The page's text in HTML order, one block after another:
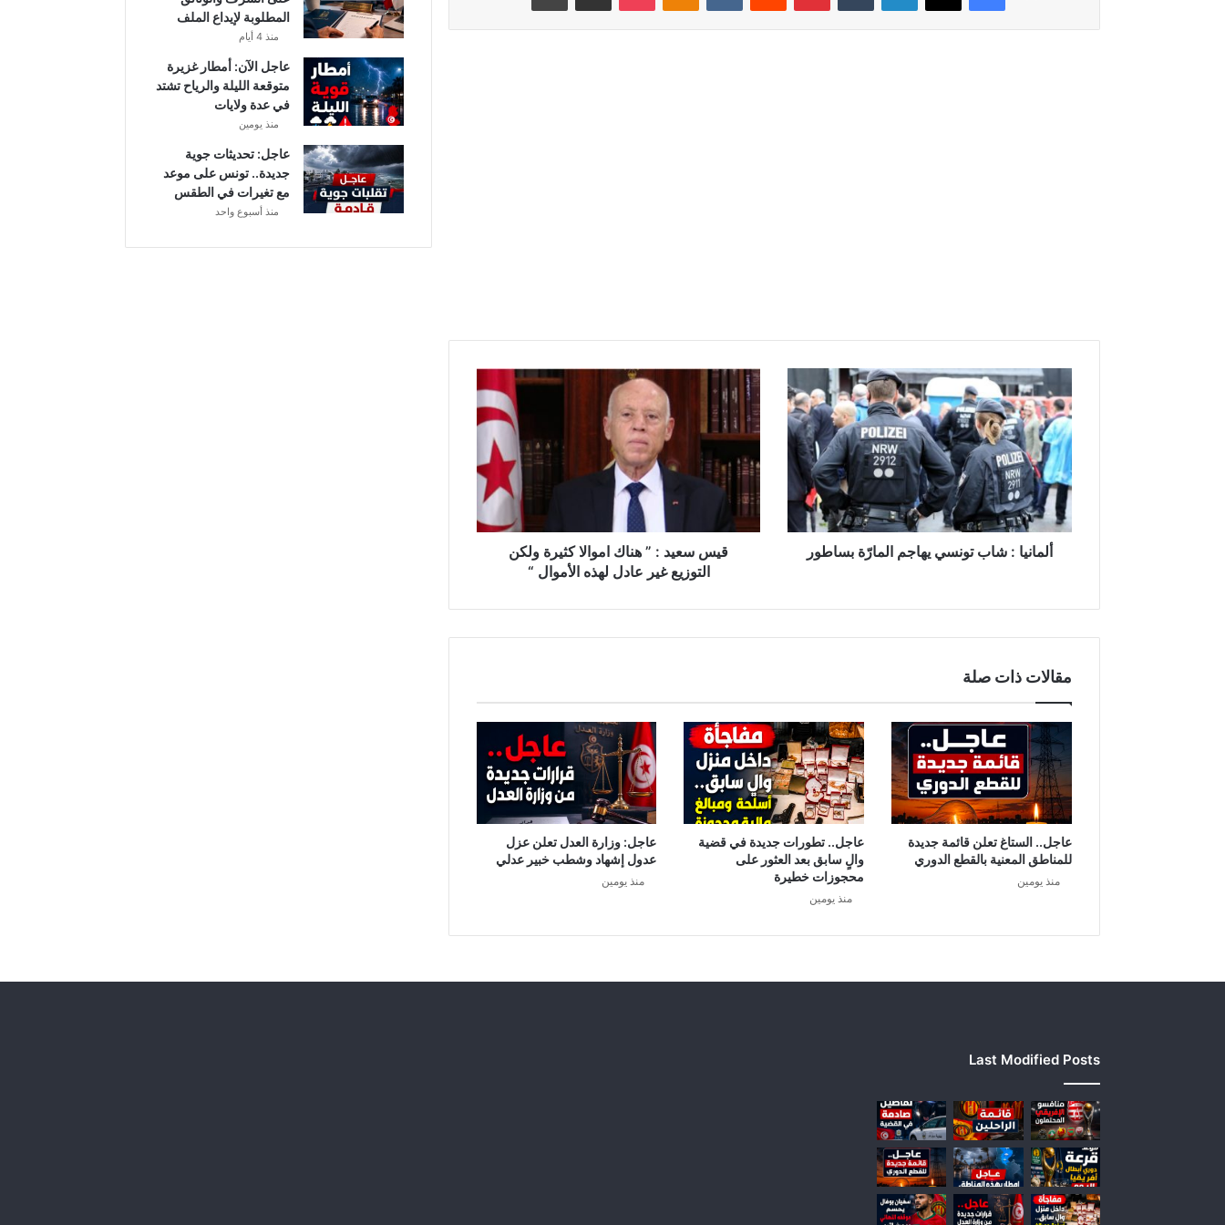
ألمانيا
:
شاب
تونسي
يهاجم
المارّة
بساطور
ألمانيا : شاب تونسي يهاجم المارّة بساطور
قيس
سعيد
:
”
هناك
اموالا
كثيرة
التوزيع
الأموال
قيس سعيد : ” هناك اموالا كثيرة ولكن
التوزيع غير عادل لهذه الأموال “
مقالات ذات صلة
عاجل.. الستاغ تعلن قائمة جديدة
للمناطق المعنية بالقطع الدوري
منذ يومين
عاجل.. تطورات جديدة في قضية
والٍ سابق بعد العثور على
محجوزات خطيرة
منذ يومين
عاجل: وزارة العدل تعلن عزل
عدول إشهاد وشطب خبير عدلي
منذ يومين
المطلوبة لإيداع الملف
منذ 4 أيام
عاجل الآن: أمطار غزيرة
متوقعة الليلة والرياح تشتد
في عدة ولايات
منذ يومين
عاجل: تحديثات جوية
جديدة.. تونس على موعد
مع تغيرات في الطقس
منذ أسبوع واحد
Last Modified Posts